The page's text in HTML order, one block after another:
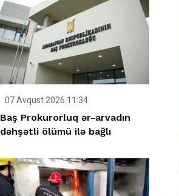
07 Avqust 2026 11:34
Baş Prokurorluq ər-arvadın
dəhşətli ölümü ilə bağlı